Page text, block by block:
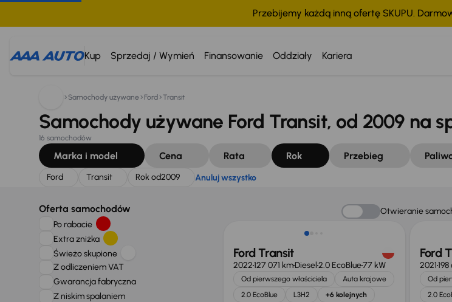
Przebijemy każdą inną ofertę SKUPU.
Kup Sprzedaj / Wymień Finansowanie Oddziały Kariera
Szukam: Anuluj wszystko
Samochody używane Ford Transit
Samochody używane Ford Transit, od 2009 na
16 samochodów
Marka i model Cena Rata Rok Przebieg
Ford Transit Rok od2009 Anuluj wszystko
Oferta samochodów
Po rabacie
Extra zniżka
Świeżo skupione
Z odliczeniem VAT
Gwarancja fabryczna
Z niskim spalaniem
Otwieranie
Ford Transit
2022127 071 kmDiesel2.0 EcoBlue77 kW
Od pierwszego właściciela
Auta krajowe
2.0 EcoBlue
L3H2 +6 kolejnych
Ford
2021
Od
2.0